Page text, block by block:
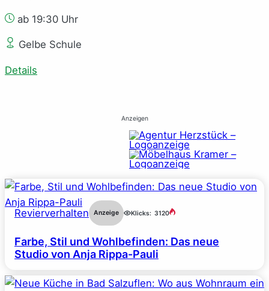
ab 19:30 Uhr
Gelbe Schule
Details
Anzeigen
Revierverhalten Anzeige Klicks: 3120
Farbe, Stil und Wohlbefinden: Das neue
Studio von Anja Rippa-Pauli